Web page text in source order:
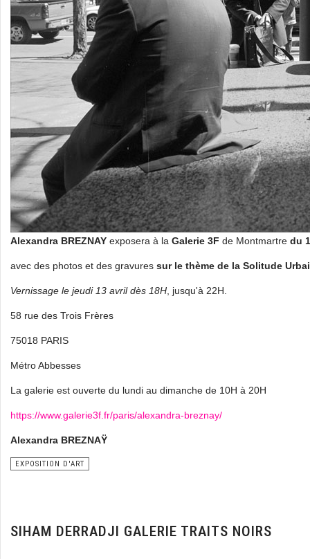
Alexandra BREZNAY exposera à la Galerie 3F de Montmartre du
avec des photos et des gravures sur le thème de la Solitude
Vernissage le jeudi 13 avril dès 18H , jusqu'à 22H.
58 rue des Trois Frères
75018 PARIS
Métro Abbesses
La galerie est ouverte du lundi au dimanche de 10H à 20H
https://www.galerie3f.fr/paris/alexandra-breznay/
Alexandra BREZNAŸ
EXPOSITION D'ART
SIHAM DERRADJI GALERIE TRAITS NOIRS